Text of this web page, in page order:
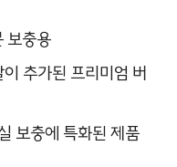
보충용
추가된 프리미엄 버
보충에 특화된 제품